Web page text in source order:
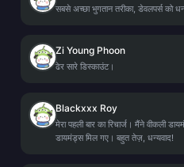
सबसे अच्छा भुगतान तरीका, डेवलपर्स को
Zi Young Phoon
ढेर सारे डिस्काउंट।
Blackxxx Roy
मेरा पहली बार का रिचार्ज। मैंने वीकली
डायमंड्स मिल गए। बहुत तेज़, धन्यवाद!